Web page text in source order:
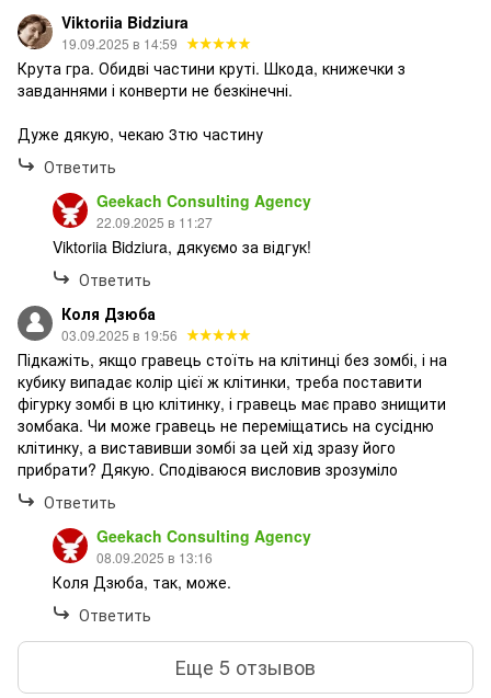
Viktoriia Bidziura
19.09.2025 в 14:59
Крута гра. Обидві частини круті. Шкода, книжечки з
завданнями і конверти не безкінечні.
Дуже дякую, чекаю 3тю частину
Ответить
Geekach Consulting Agency
22.09.2025 в 11:27
Viktoriia Bidziura, дякуємо за відгук!
Ответить
Коля Дзюба
03.09.2025 в 19:56
Підкажіть, якщо гравець стоїть на клітинці без зомбі, і на
кубику випадає колір цієї ж клітинки, треба поставити
фігурку зомбі в цю клітинку, і гравець має право знищити
зомбака. Чи може гравець не переміщатись на сусідню
клітинку, а виставивши зомбі за цей хід зразу його
прибрати? Дякую. Сподіваюся висловив зрозуміло
Ответить
Geekach Consulting Agency
08.09.2025 в 13:16
Коля Дзюба, так, може.
Ответить
Еще 5 отзывов